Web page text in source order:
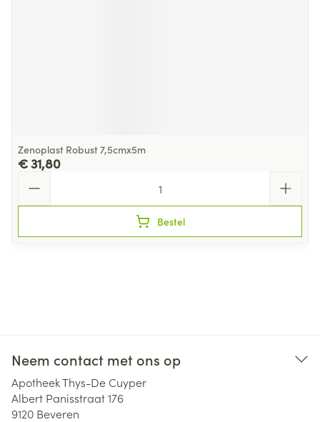
Zenoplast Robust 7,5cmx5m
€ 31,80
Bestel
Neem contact met ons op
Apotheek Thys-De Cuyper
Albert Panisstraat 176
9120 Beveren